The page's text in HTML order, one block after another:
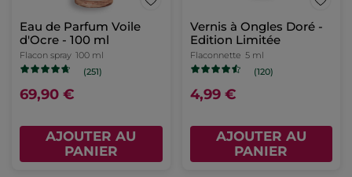
Eau de Parfum Voile
d'Ocre - 100 ml
Flacon spray 100 ml
(251)
69,90 €
AJOUTER AU
PANIER
Vernis à Ongles Doré -
Edition Limitée
Flaconnette 5 ml
(120)
4,99 €
AJOUTER AU
PANIER